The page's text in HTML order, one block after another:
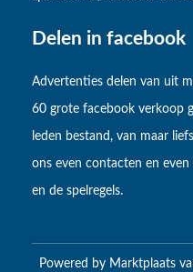
Delen in facebook
Advertenties delen van uit
60 grote facebook verkoop
leden bestand, van maar
ons even contacten en
en de spelregels.
Powered by Marktplaats